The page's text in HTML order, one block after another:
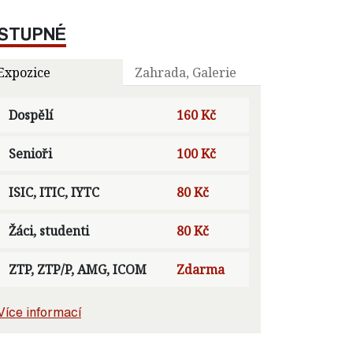
Zahrada, Galerie
Dospělí 160 Kč
Senioři 100 Kč
ISIC, ITIC, IYTC 80 Kč
Žáci, studenti 80 Kč
ZTP, ZTP/P, AMG, ICOM Zdarma
informací